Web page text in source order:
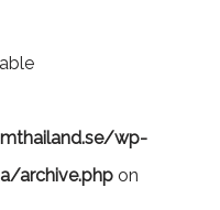
wp-
archive.php on